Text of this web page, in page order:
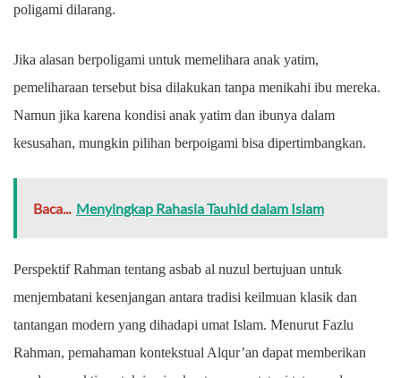
poligami dilarang.
Jika alasan berpoligami untuk memelihara anak yatim,
pemeliharaan tersebut bisa dilakukan tanpa menikahi ibu mereka.
Namun jika karena kondisi anak yatim dan ibunya dalam
kesusahan, mungkin pilihan berpoigami bisa dipertimbangkan.
Baca... Menyingkap Rahasia Tauhid dalam Islam
Perspektif Rahman tentang asbab al nuzul bertujuan untuk
menjembatani kesenjangan antara tradisi keilmuan klasik dan
tantangan modern yang dihadapi umat Islam. Menurut Fazlu
Rahman, pemahaman kontekstual Alqur’an dapat memberikan